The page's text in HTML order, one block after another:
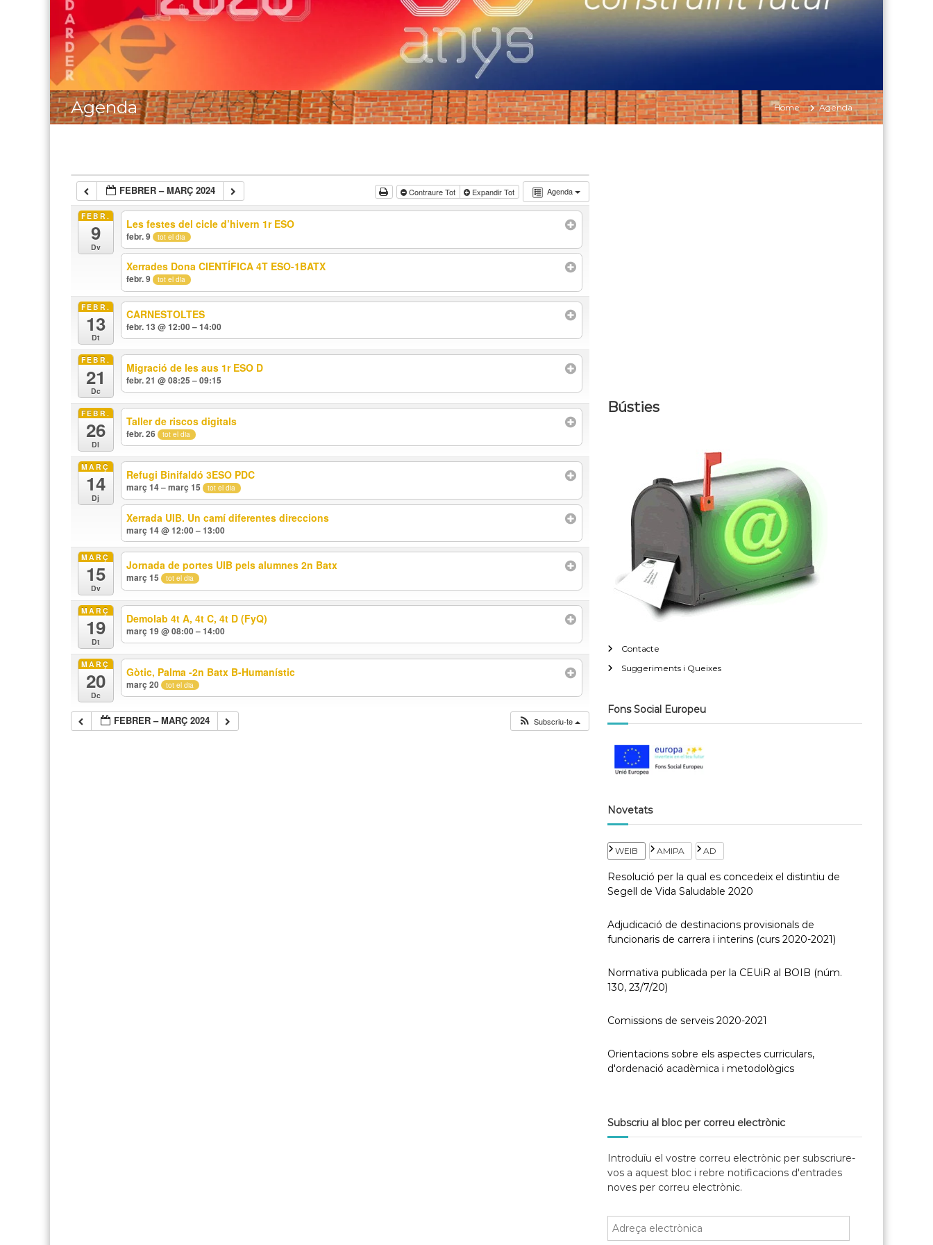
Agenda Home Agenda
Agenda
FEBRER – MARÇ 2024 Contraure Tot Expandir Tot
FEBR.
9
Dv
Les festes del cicle d’hivern 1r ESO
febr. 9 tot el dia
Xerrades Dona CIENTÍFICA 4T ESO-1BATX
febr. 9 tot el dia
FEBR.
13
Dt
CARNESTOLTES
febr. 13 @ 12:00 – 14:00
FEBR.
21
Dc
Migració de les aus 1r ESO D
febr. 21 @ 08:25 – 09:15
FEBR.
26
Dl
Taller de riscos digitals
febr. 26 tot el dia
MARÇ
14
Dj
Refugi Binifaldó 3ESO PDC
març 14 – març 15 tot el dia
Xerrada UIB. Un camí diferentes direccions
març 14 @ 12:00 – 13:00
MARÇ
15
Dv
Jornada de portes UIB pels alumnes 2n Batx
març 15 tot el dia
MARÇ
19
Dt
Demolab 4t A, 4t C, 4t D (FyQ)
març 19 @ 08:00 – 14:00
MARÇ
20
Dc
Gòtic, Palma -2n Batx B-Humanístic
març 20 tot el dia
FEBRER – MARÇ 2024 Subscriu-te
Bústies
Contacte
Suggeriments i Queixes
Fons Social Europeu
Novetats
WEIB AMIPA AD
Resolució per la qual es concedeix el distintiu de
Segell de Vida Saludable 2020
Adjudicació de destinacions provisionals de
funcionaris de carrera i interins (curs 2020-2021)
Normativa publicada per la CEUiR al BOIB (núm.
130, 23/7/20)
Comissions de serveis 2020-2021
Orientacions sobre els aspectes curriculars,
d'ordenació acadèmica i metodològics
Subscriu al bloc per correu electrònic
Introduïu el vostre correu electrònic per subscriure-
vos a aquest bloc i rebre notificacions d'entrades
noves per correu electrònic.
d